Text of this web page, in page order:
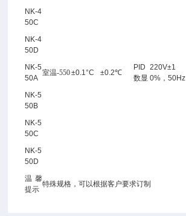
NK-4
50C
NK-4
50D
NK-5
50A
室温-550±0.1°C ±0.2℃
PID
数显
220V±1
0%，50Hz
NK-5
50B
NK-5
50C
NK-5
50D
温馨
提示
特殊规格，可以根据客户要求订制